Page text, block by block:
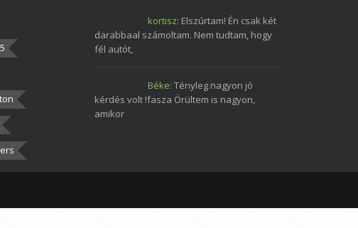
kortisz: Elszúrtam! Én csak két
darabbaal számoltam. Nem tudtam, hogy
fél autót,
Béke: Tényleg nagyon jó
kérdés volt !fasza Örültem is nagyon,
amikor